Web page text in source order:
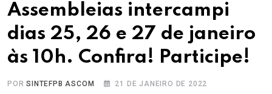
Assembleias intercampi
dias 25, 26 e 27 de janeiro
às 10h. Confira! Participe!
PORSINTEFPB ASCOM 21 DE JANEIRO DE 2022